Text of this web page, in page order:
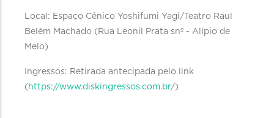
Local: Espaço Cênico Yoshifumi Yagi/Teatro Raul
Belém Machado (Rua Leonil Prata snº - Alípio de
Melo)
Ingressos: Retirada antecipada pelo link
( https://www.diskingressos.com.br/)